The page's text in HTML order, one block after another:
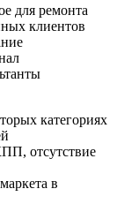
для ремонта
клиентов
категориях
отсутствие
в